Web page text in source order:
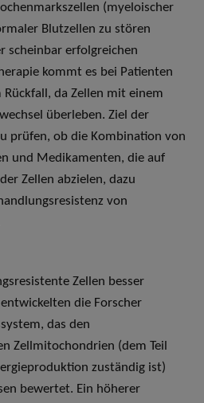
(myeloischer
Blutzellen zu stören
scheinbar erfolgreichen
kommt es bei Patienten
da Zellen mit einem
überleben. Ziel der
prüfen, ob die Kombination von
und Medikamenten, die auf
Zellen abzielen, dazu
von
Zellen besser
die Forscher
das den
Zellmitochondrien (dem Teil
zuständig ist)
bewertet. Ein höherer